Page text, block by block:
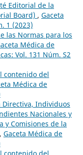
Editorial de la
Board) , Gaceta
1 (2023)
las Normas para los
Médica de
Vol. 131 Núm. S2
contenido del
Médica de
Directiva, Individuos
Nacionales y
y Comisiones de la
, Gaceta Médica de